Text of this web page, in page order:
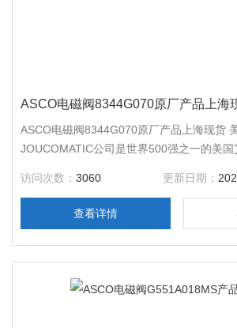
ASCO电磁阀8344G070原厂产品上海
ASCO电磁阀8344G070原厂产品上海现货
JOUCOMATIC公司是世界500强之一的美国
司，具有100多年的生产技术经验，在*拥有
户提供超过23,000的流体控制产品。
访问次数：3060 更新日期：
查看详情